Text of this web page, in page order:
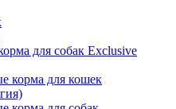
для собак Exclusive
корма для кошек